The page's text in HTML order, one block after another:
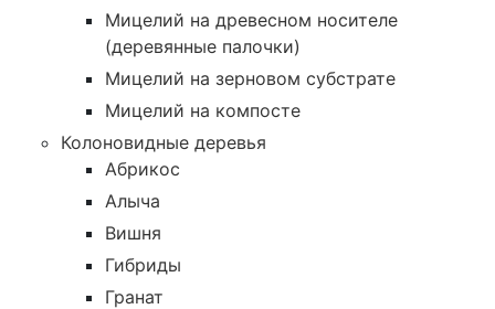
Мицелий на древесном носителе
(деревянные палочки)
Мицелий на зерновом субстрате
Мицелий на компосте
Колоновидные деревья
Абрикос
Алыча
Вишня
Гибриды
Гранат